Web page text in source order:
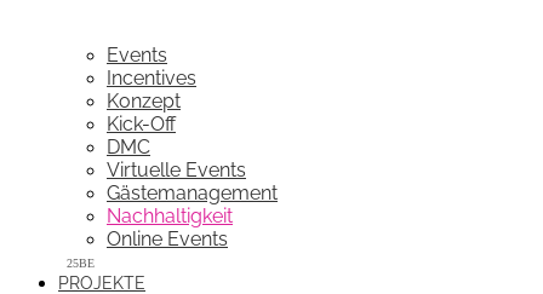
Events
Incentives
Konzept
Kick-Off
DMC
Virtuelle Events
Gästemanagement
Nachhaltigkeit
Online Events
PROJEKTE